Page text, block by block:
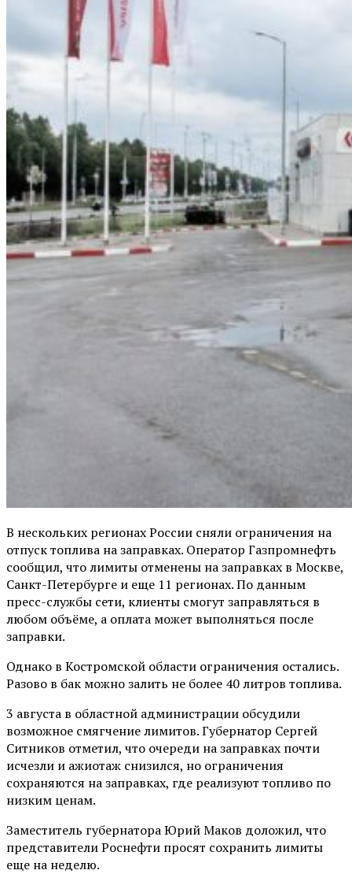
В нескольких регионах России сняли ограничения на
отпуск топлива на заправках. Оператор Газпромнефть
сообщил, что лимиты отменены на заправках в Москве,
Санкт-Петербурге и еще 11 регионах. По данным
пресс-службы сети, клиенты смогут заправляться в
любом объёме, а оплата может выполняться после
заправки.
Однако в Костромской области ограничения остались.
Разово в бак можно залить не более 40 литров топлива.
3 августа в областной администрации обсудили
возможное смягчение лимитов. Губернатор Сергей
Ситников отметил, что очереди на заправках почти
исчезли и ажиотаж снизился, но ограничения
сохраняются на заправках, где реализуют топливо по
низким ценам.
Заместитель губернатора Юрий Маков доложил, что
представители Роснефти просят сохранить лимиты
еще на неделю.